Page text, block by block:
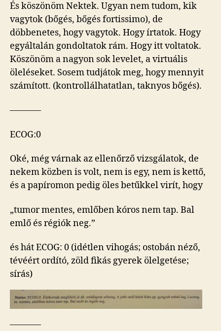
És köszönöm Nektek. Ugyan nem tudom, kik
vagytok (bőgés, bőgés fortissimo), de
döbbenetes, hogy vagytok. Hogy írtatok. Hogy
egyáltalán gondoltatok rám. Hogy itt voltatok.
Köszönöm a nagyon sok levelet, a virtuális
öleléseket. Sosem tudjátok meg, hogy mennyit
számított. (kontrollálhatatlan, taknyos bőgés).
———–
ECOG:0
Oké, még várnak az ellenőrző vizsgálatok, de
nekem közben is volt, nem is egy, nem is kettő,
és a papíromon pedig öles betűkkel virít, hogy
„tumor mentes, emlőben kóros nem tap. Bal
emlő és régiók neg.”
és hát ECOG: 0 (idétlen vihogás; ostobán néző,
tévéért ordító, zöld fikás gyerek ölelgetése;
sírás)
———–